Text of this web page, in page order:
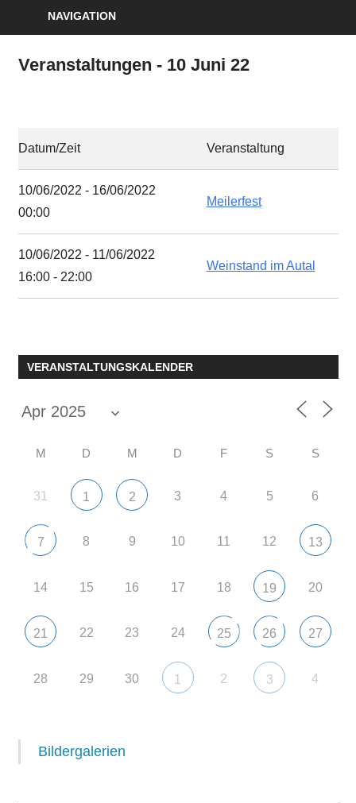
NAVIGATION
Veranstaltungen - 10 Juni 22
Datum/Zeit Veranstaltung
10/06/2022 - 16/06/2022
00:00
Meilerfest
10/06/2022 - 11/06/2022
16:00 - 22:00
Weinstand im Autal
VERANSTALTUNGSKALENDER
M D M D F S S
31 1 2 3 4 5 6
7 8 9 10 11 12 13
14 15 16 17 18 19 20
21 22 23 24 25 26 27
28 29 30 1 2 3 4
Bildergalerien